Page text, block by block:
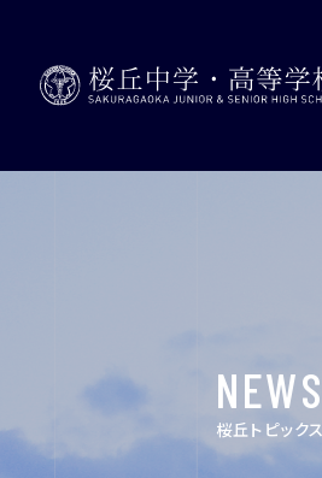
SCHOOL LIFE
ACHIEVEMENTS
NEWS
桜丘トピックス